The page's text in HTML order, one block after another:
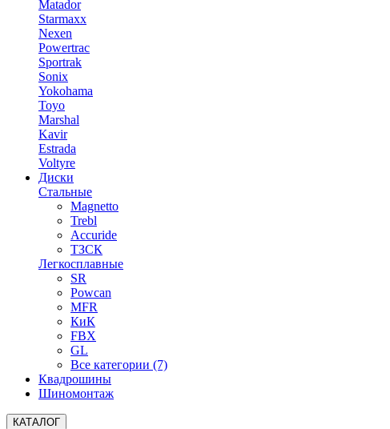
Matador
Starmaxx
Nexen
Powertrac
Sportrak
Sonix
Yokohama
Toyo
Marshal
Kavir
Estrada
Voltyre
Диски
Стальные
Magnetto
Trebl
Accuride
ТЗСК
Легкосплавные
SR
Powcan
MFR
КиК
FBX
GL
Все категории (7)
Квадрошины
Шиномонтаж
КАТАЛОГ